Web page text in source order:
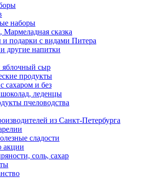
наборы
сказка
подарки с видами Питера
другие напитки
яблочный сыр
продукты
сахаром и без
леденцы
пчеловодства
из Санкт-Петербурга
сладости
акции
соль, сахар